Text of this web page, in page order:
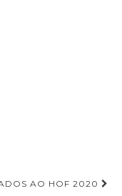
AO HOF 2020